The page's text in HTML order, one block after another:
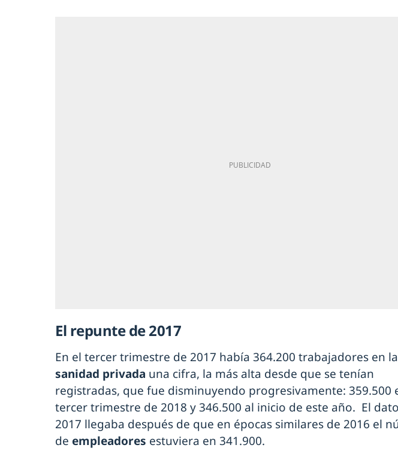
El repunte de 2017
En el tercer trimestre de 2017 había 364.200 trabajadores en la
sanidad privada una cifra, la más alta desde que se tenían
registradas, que fue disminuyendo progresivamente: 359.500
tercer trimestre de 2018 y 346.500 al inicio de este año. El
2017 llegaba después de que en épocas similares de 2016 el
de empleadores estuviera en 341.900.